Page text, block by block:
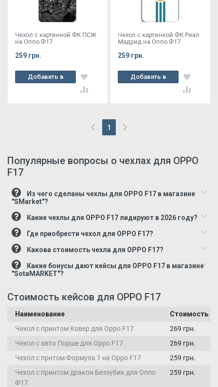
Чехол с картинкой ФК ПСЖ
на Оппо Ф17
259 грн.
Добавить в
корзину
Чехол с картинкой ФК Реал
Мадрид на Оппо Ф17
259 грн.
Добавить в
корзину
1
(current)
Популярные вопросы о чехлах для OPPO
F17
"SMarket"?
Какие чехлы для OPPO F17 лидируют в 2026 году?
Где приобрести чехол для OPPO F17?
Какова стоимость чехла для OPPO F17?
"SotaMARKET"?
Стоимость кейсов для OPPO F17
Наименование
Стоимость
Чехол с принтом Ковер для Oppo F17
269 грн.
Чехол с авто Порше для Oppo F17
269 грн.
Чехол с прнтом Формула 1 на Oppo F17
259 грн.
Чехол с принтом дракон Беззубик для Оппо
Ф17
259 грн.